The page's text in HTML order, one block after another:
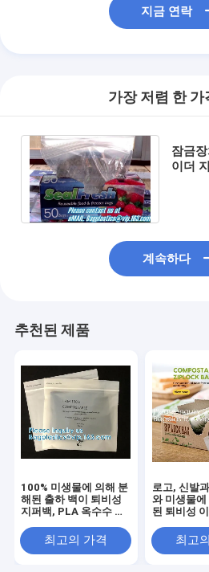
지금 연락
가장 저렴 한 가
잠금
이더
계속하다
추천된 제품
100% 미생물에 의해 분
해된 출하 백이 퇴비성
지퍼백, PLA 옥수수 전
숄을 지퍼로 엽니다
최고의 가격
로고, 신발
와 미생물에
된 퇴비성
록식 가방
최고